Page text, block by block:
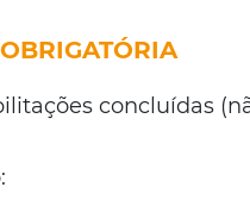
concluídas